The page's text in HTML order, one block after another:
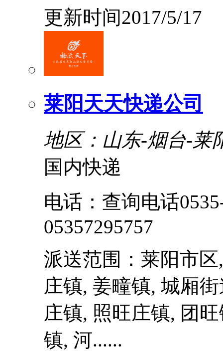
更新时间2017/5/17
莱阳天天快递公司
地区：山东-烟台-莱
国内快递
电话：查询电话
05357295757
派送范围：莱阳市
庄镇, 姜疃镇, 城厢
庄镇, 照旺庄镇, 团
镇, 河......